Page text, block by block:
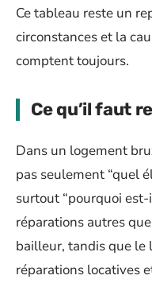
Ce tableau reste un
circonstances et la
comptent toujours.
Ce qu’il faut
Dans un logement
pas seulement “quel
surtout “pourquoi est-
réparations autres
bailleur, tandis que le
réparations locatives